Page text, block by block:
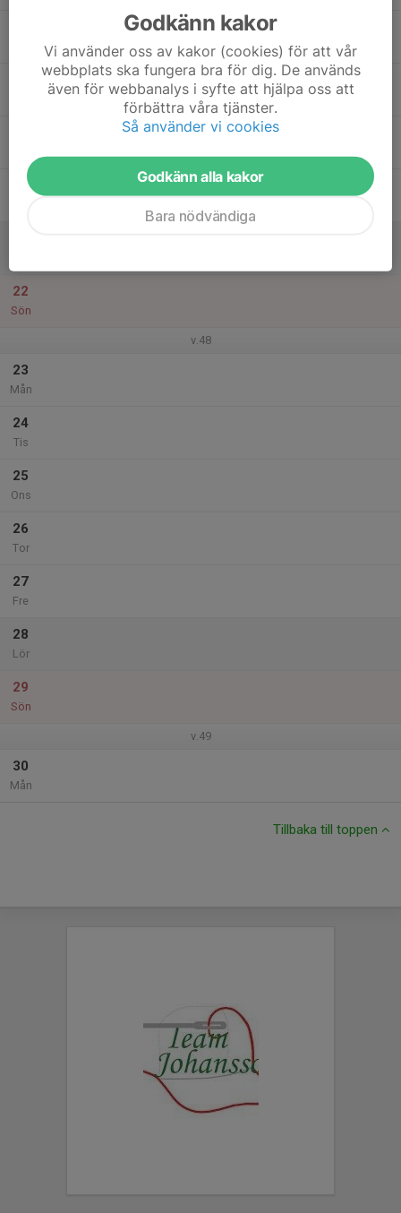
20
22
Sön
v.48
23
Mån
24
Tis
25
Ons
26
Tor
27
Fre
28
Lör
29
Sön
v.49
30
Mån
Tillbaka till toppen
Godkänn kakor
Vi använder oss av kakor (cookies) för att vår
webbplats ska fungera bra för dig. De används
även för webbanalys i syfte att hjälpa oss att
förbättra våra tjänster.
Så använder vi cookies
Godkänn alla kakor
Bara nödvändiga